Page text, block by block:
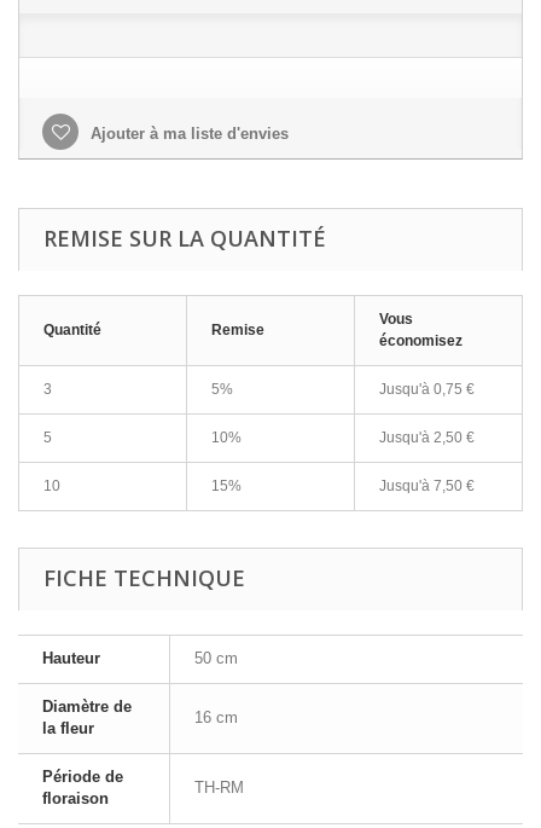
Ajouter à ma liste d'envies
REMISE SUR LA QUANTITÉ
Quantité Remise
Vous
économisez
3 5% Jusqu'à 0,75 €
5 10% Jusqu'à 2,50 €
10 15% Jusqu'à 7,50 €
FICHE TECHNIQUE
Hauteur 50 cm
Diamètre de
la fleur
16 cm
Période de
floraison
TH-RM